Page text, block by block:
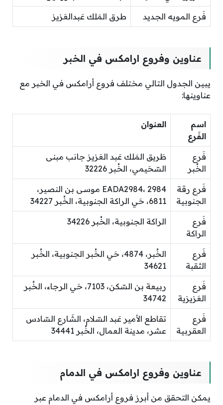
فَرع المويه الجديد طرق المَلك عَبدالعَزيز
عناوين وفروع ارامكس في الخبر
يبين الجدول التالي مختلف فروع أرامكس في الخبر مع
عناوينها:
اسم
الفَرع
العنوان
فَرع
الخُبر
طَريق المَلك عَبد العَزيز جانب مبنى
السّحَيمي، الخُبر 32226
فَرع رقة
الجنوبية
EADA2984، 2984 موسى بن النصير،
6811، حَي الراكة الجنوبية، الخُبر 34227
فَرع
الراكة
الراكة الجنوبية، الخُبر 34226
فَرع
الثقبة
الخُبر، 4874، حَي الخُبر الجنوبية، الخُبر
34621
فَرع
العَزيزية
ربيعة بن السّكن، 7103، حَي الرجاء، الخُبر
34742
فَرع
العقربية
تقاطع الأمير عَبد السّلام، الشَارع السّادس
عشر، مدينة العمال، الخُبر 34441
عناوين وفروع ارامكس في الدمام
يمكن التحقق من أبرز فروع أرامكس في الدمام عبر